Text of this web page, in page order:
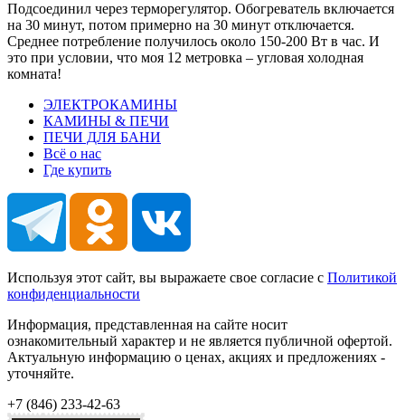
Подсоединил через терморегулятор. Обогреватель включается
на 30 минут, потом примерно на 30 минут отключается.
Среднее потребление получилось около 150-200 Вт в час. И
это при условии, что моя 12 метровка – угловая холодная
комната!
ЭЛЕКТРОКАМИНЫ
КАМИНЫ & ПЕЧИ
ПЕЧИ ДЛЯ БАНИ
Всё о нас
Где купить
Используя этот сайт, вы выражаете свое согласие с Политикой
конфиденциальности
Информация, представленная на сайте носит
ознакомительный характер и не является публичной офертой.
Актуальную информацию о ценах, акциях и предложениях -
уточняйте.
+7 (846) 233-42-63